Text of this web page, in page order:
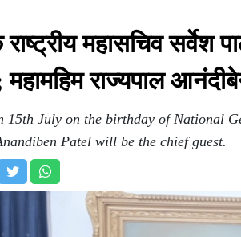
महासचिव
महामहिम राज्यपाल
July on the birthday of National
Patel will be the chief guest.